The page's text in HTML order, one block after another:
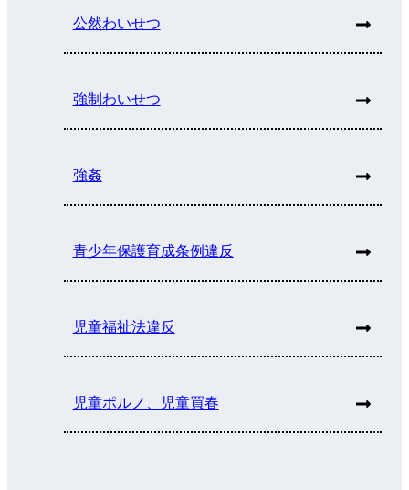
公然わいせつ
強制わいせつ
強姦
青少年保護育成条例違反
児童福祉法違反
児童ポルノ、児童買春